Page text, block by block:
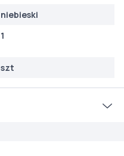
niebieski
1
szt